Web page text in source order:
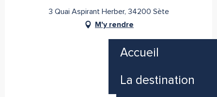
Accueil
La destination
3 Quai Aspirant Herber, 34200 Sète
M'y rendre